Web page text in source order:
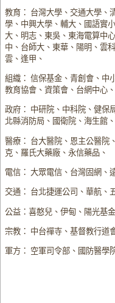
教育： 台灣大學、交通大學、
學、中興大學、輔大、國語實
大、明志、東吳、東海電算中
中、台師大、東華、陽明、雲
雲、逢甲、
組織： 信保基金、青創會、中
教育協會、資策會、台網中心
政府： 中研院、中科院、健保
北縣消防局、國衛院、海生館
醫療： 台大醫院、恩主公醫院
克、羅氏大藥廠、永信藥品、
電信： 大眾電信、台灣固網、
交通： 台北捷運公司、華航、
公益：喜憨兒、伊甸、陽光基
宗教： 中台禪寺、基督教行道
軍方： 空軍司令部、國防醫學